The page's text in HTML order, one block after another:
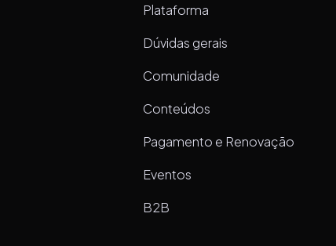
Plataforma
Dúvidas gerais
Comunidade
Conteúdos
Pagamento e Renovação
Eventos
B2B